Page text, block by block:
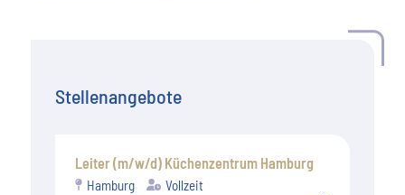
Stellenangebote
Leiter (m/w/d) Küchenzentrum Hamburg
Hamburg Vollzeit